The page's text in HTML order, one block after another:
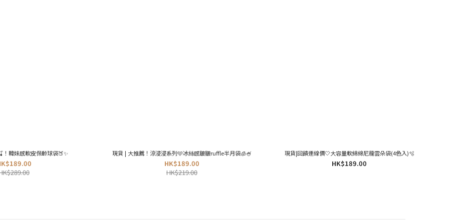
！韓妹感軟皮保齡球袋🍑✨ 現貨 | 大推薦！涼浸浸系列🩵冰絲感皺皺ruffle半月袋🧊🍧
HK$189.00
HK$219.00
現貨|回饋連線價🤍大容量軟綿綿尼龍雲朵袋(4色入)🫧
HK$189.00